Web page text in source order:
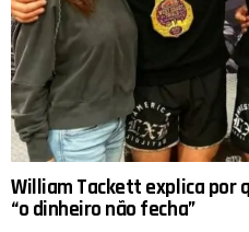
William Tackett explica por
“o dinheiro não fecha”